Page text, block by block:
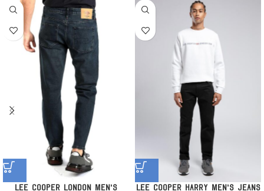
Lee Cooper London Men’s
Lee Cooper Harry Men’s Jeans